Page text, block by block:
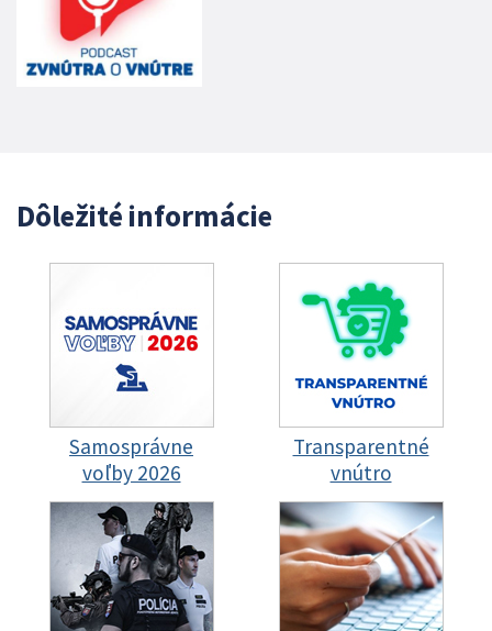
Dôležité informácie
Samosprávne
voľby 2026
Transparentné
vnútro